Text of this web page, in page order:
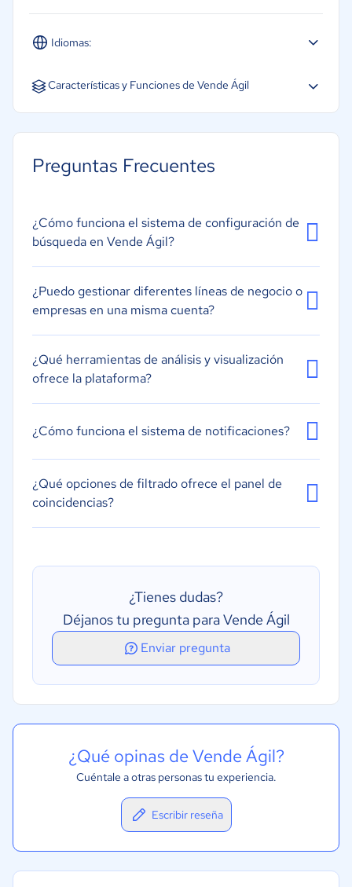
Idiomas:
Español
Características y Funciones de Vende Ágil
Métricas de rendimiento
Análisis visual
Preguntas Frecuentes
¿Cómo funciona el sistema de configuración de
búsqueda en Vende Ágil?
¿Puedo gestionar diferentes líneas de negocio o
empresas en una misma cuenta?
¿Qué herramientas de análisis y visualización
ofrece la plataforma?
¿Cómo funciona el sistema de notificaciones?
¿Qué opciones de filtrado ofrece el panel de
coincidencias?
¿Tienes dudas?
Déjanos tu pregunta para Vende Ágil
Enviar pregunta
¿Qué opinas de Vende Ágil?
Cuéntale a otras personas tu experiencia.
Escribir reseña